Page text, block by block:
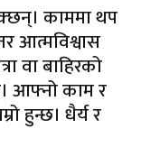
काममा थप
आत्मविश्वास
वा बाहिरको
आफ्नो काम र
हुन्छ। धैर्य र